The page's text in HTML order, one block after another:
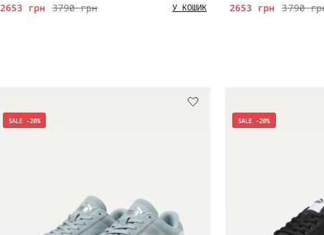
3790 грн
2653 грн У КОШИК 3790
2653 грн
SALE -20% SALE -20%